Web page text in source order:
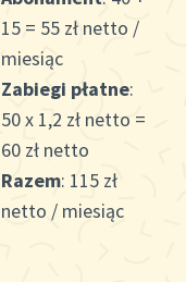
15 = 55 zł netto /
miesiąc
Zabiegi płatne:
50 x 1,2 zł netto =
60 zł netto
Razem: 115 zł
netto / miesiąc